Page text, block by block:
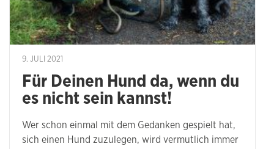
9. JULI 2021
Für Deinen Hund da, wenn du
es nicht sein kannst!
Wer schon einmal mit dem Gedanken gespielt hat,
sich einen Hund zuzulegen, wird vermutlich immer